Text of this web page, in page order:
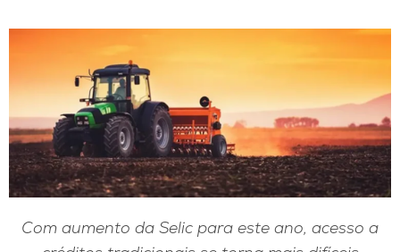
Com aumento da Selic para este ano, acesso a